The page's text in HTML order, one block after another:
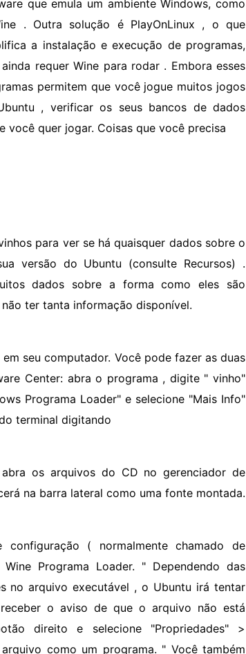
que emula um ambiente Windows, como
. Outra solução é PlayOnLinux , o que
a instalação e execução de programas,
ainda requer Wine para rodar . Embora esses
permitem que você jogue muitos jogos
, verificar os seus bancos de dados
você quer jogar. Coisas que você precisa
para ver se há quaisquer dados sobre o
versão do Ubuntu (consulte Recursos) .
dados sobre a forma como eles são
ter tanta informação disponível.
seu computador. Você pode fazer as duas
Center: abra o programa , digite " vinho"
Programa Loader" e selecione "Mais Info"
terminal digitando
os arquivos do CD no gerenciador de
na barra lateral como uma fonte montada.
( normalmente chamado de
Programa Loader. " Dependendo das
no arquivo executável , o Ubuntu irá tentar
o aviso de que o arquivo não está
direito e selecione "Propriedades" >
como um programa. " Você também